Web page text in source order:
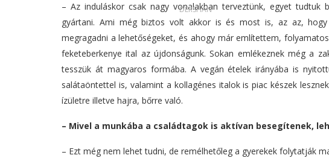
–Az induláskor csak nagy vonalakban terveztünk, egyet
gyártani. Ami még biztos volt akkor is és most is, az az,
megragadni a lehetőségeket, és ahogy már említettem,
feketeberkenye ital az újdonságunk. Sokan emlékeznek még a
tesszük át magyaros formába. A vegán ételek irányába is
salátaöntettel is, valamint a kollagénes italok is piac készek
ízületre illetve hajra, bőrre való.
– Mivel a munkába a családtagok is aktívan besegítenek,
– Ezt még nem lehet tudni, de remélhetőleg a gyerekek folytatják
DERSHAN